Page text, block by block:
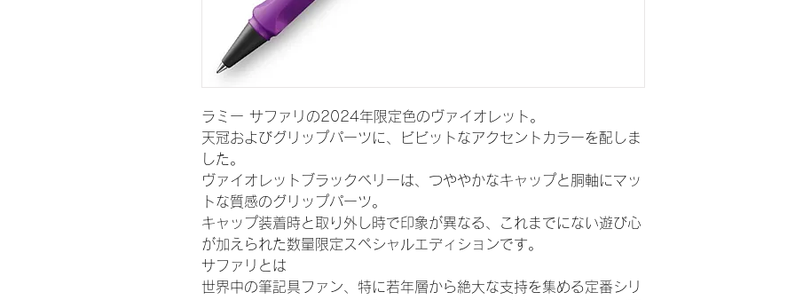
ラミー サファリの2024年限定色のヴァイオレット。
天冠およびグリップパーツに、ビビットなアクセントカラーを配しま
した。
ヴァイオレットブラックベリーは、つややかなキャップと胴軸にマッ
トな質感のグリップパーツ。
キャップ装着時と取り外し時で印象が異なる、これまでにない遊び心
が加えられた数量限定スペシャルエディションです。
サファリとは
世界中の筆記具ファン、特に若年層から絶大な支持を集める定番シリ